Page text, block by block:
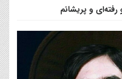
و پریشانم